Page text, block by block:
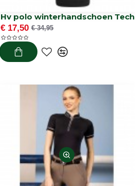
Hv polo winterhandschoen Tech
€ 17,50 € 34,95